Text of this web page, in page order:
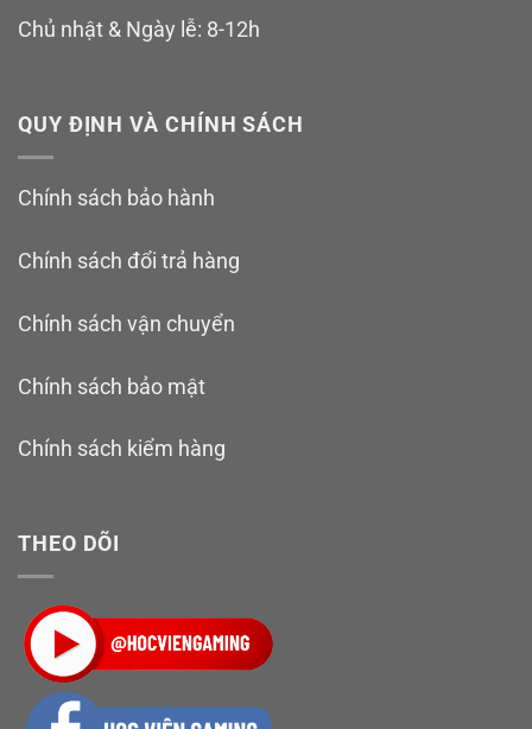
Chủ nhật & Ngày lễ: 8-12h
QUY ĐỊNH VÀ CHÍNH SÁCH
Chính sách bảo hành
Chính sách đổi trả hàng
Chính sách vận chuyển
Chính sách bảo mật
Chính sách kiểm hàng
THEO DÕI